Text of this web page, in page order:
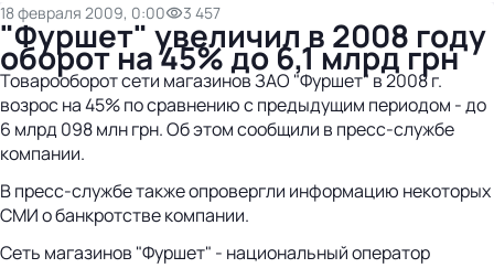
18 февраля 2009, 0:00 3 457
"Фуршет" увеличил в 2008 году
оборот на 45% до 6,1 млрд грн
Товарооборот сети магазинов ЗАО "Фуршет" в 2008 г.
возрос на 45% по сравнению с предыдущим периодом - до
6 млрд 098 млн грн. Об этом сообщили в пресс-службе
компании.
В пресс-службе также опровергли информацию некоторых
СМИ о банкротстве компании.
Сеть магазинов "Фуршет" - национальный оператор